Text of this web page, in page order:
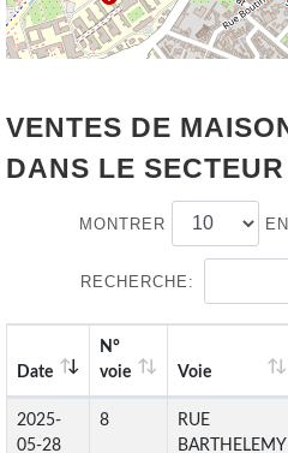
VENTES DE
DANS LE SECTEUR
MONTRER
RECHERCHE:
Date
N°
voie
Voie
2025-
05-28
8
RUE
BARTHELEMY